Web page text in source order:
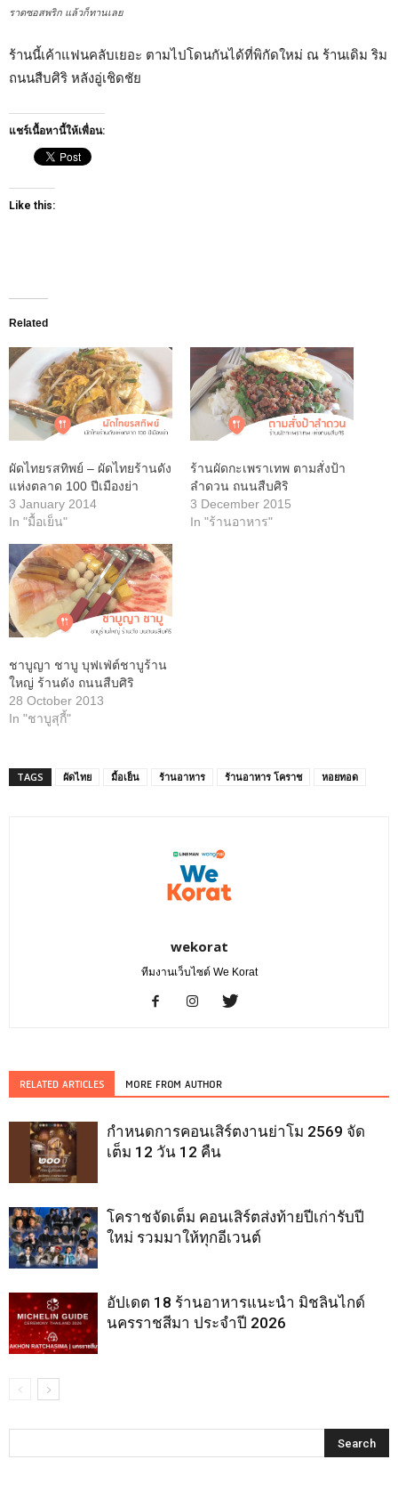
ราดซอสพริก แล้วก็ทานเลย
ร้านนี้เค้าแฟนคลับเยอะ ตามไปโดนกันได้ที่พิกัดใหม่ ณ ร้านเดิม ริม
ถนนสืบศิริ หลังอู่เชิดชัย
แชร์เนื้อหานี้ให้เพื่อน:
Like this:
Related
ผัดไทยรสทิพย์ – ผัดไทยร้านดัง
แห่งตลาด 100 ปีเมืองย่า
3 January 2014
In "มื้อเย็น"
ร้านผัดกะเพราเทพ ตามสั่งป้า
ลำดวน ถนนสืบศิริ
3 December 2015
In "ร้านอาหาร"
ชาบูญา ชาบู บุฟเฟ่ต์ชาบูร้าน
ใหญ่ ร้านดัง ถนนสืบศิริ
28 October 2013
In "ชาบูสุกี้"
TAGS ผัดไทย มื้อเย็น ร้านอาหาร ร้านอาหาร โคราช หอยทอด
wekorat
ทีมงานเว็บไซต์ We Korat
RELATED ARTICLES MORE FROM AUTHOR
กำหนดการคอนเสิร์ตงานย่าโม 2569 จัด
เต็ม 12 วัน 12 คืน
โคราชจัดเต็ม คอนเสิร์ตส่งท้ายปีเก่ารับปี
ใหม่ รวมมาให้ทุกอีเวนต์
อัปเดต 18 ร้านอาหารแนะนำ มิชลินไกด์
นครราชสีมา ประจำปี 2026